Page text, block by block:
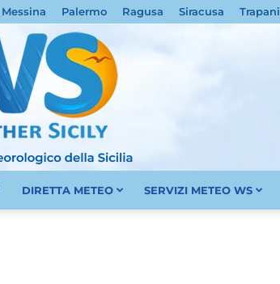
Messina Palermo Ragusa Siracusa Trapani
DIRETTA METEO SERVIZI METEO WS